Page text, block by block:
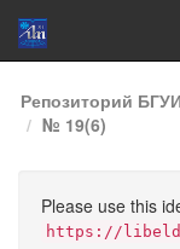
Skip
navigation
Репозиторий
№ 19(6)
Please use this
https://